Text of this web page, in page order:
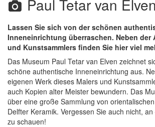
Paul Tetar van Elven
Lassen Sie sich von der schönen
Inneneinrichtung überraschen. Neben der
und Kunstsammlers finden Sie hier viel
Das Museum Paul Tetar van Elven zeichnet
schöne authentische Inneneinrichtung aus.
eigenen Werk dieses Malers und
auch Kopien alter Meister bewundern. Das
über eine große Sammlung von
Delfter Keramik. Vergessen Sie auch nicht,
zu schauen!